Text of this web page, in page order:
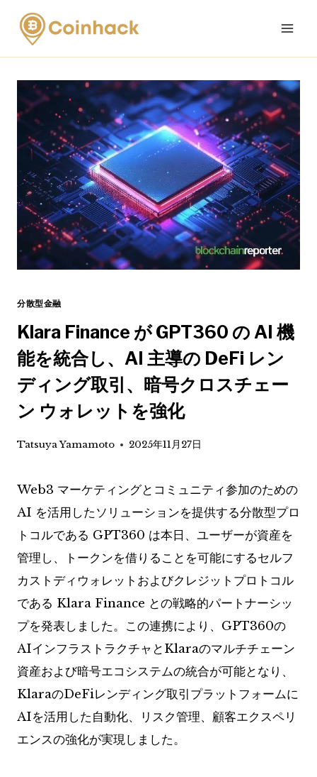
Skip
content
分散型金融
Klara Finance が GPT360 の AI 機
能を統合し、AI 主導の DeFi レン
ディング取引、暗号クロスチェー
ン ウォレットを強化
Tatsuya Yamamoto 2025年11月27日
Web3 マーケティングとコミュニティ参加のための
AI を活用したソリューションを提供する分散型プロ
トコルである GPT360 は本日、ユーザーが資産を
管理し、トークンを借りることを可能にするセルフ
カストディウォレットおよびクレジットプロトコル
である Klara Finance との戦略的パートナーシッ
プを発表しました。この連携により、GPT360の
AIインフラストラクチャとKlaraのマルチチェーン
資産および暗号エコシステムの統合が可能となり、
KlaraのDeFiレンディング取引プラットフォームに
AIを活用した自動化、リスク管理、顧客エクスペリ
エンスの強化が実現しました。